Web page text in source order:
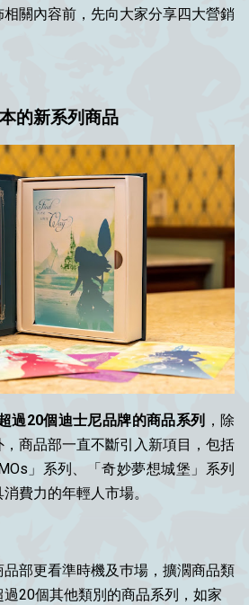
關內容前，先向大家分享四大營銷
本的新系列商品
過20個迪士尼品牌的商品系列 ，除
商品部一直不斷引入新項目，包括
」系列、「奇妙夢想城堡」系列
費力的年輕人市場。
部更看準時機及巿場，擴濶商品類
20個其他類別的商品系列，如家